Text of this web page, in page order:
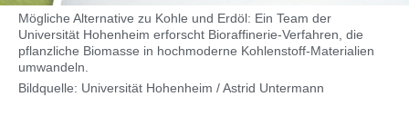
Mögliche Alternative zu Kohle und Erdöl: Ein Team der
Universität Hohenheim erforscht Bioraffinerie-Verfahren, die
pflanzliche Biomasse in hochmoderne Kohlenstoff-Materialien
umwandeln.
Bildquelle: Universität Hohenheim / Astrid Untermann